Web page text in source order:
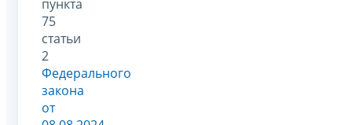
пункта
75
статьи
2
Федерального
закона
от